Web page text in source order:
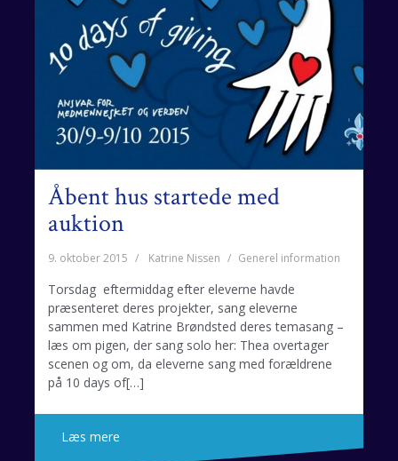
Åbent hus startede med
auktion
9. oktober 2015 Katrine Nissen Generel information
Torsdag eftermiddag efter eleverne havde
præsenteret deres projekter, sang eleverne
sammen med Katrine Brøndsted deres temasang –
læs om pigen, der sang solo her: Thea overtager
scenen og om, da eleverne sang med forældrene
på 10 days of[…]
Læs mere